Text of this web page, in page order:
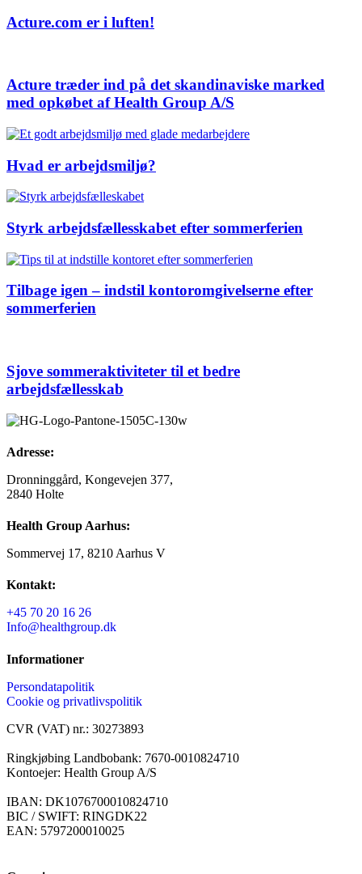
Acture.com er i luften!
Acture træder ind på det skandinaviske marked
med opkøbet af Health Group A/S
Hvad er arbejdsmiljø?
Styrk arbejdsfællesskabet efter sommerferien
Tilbage igen – indstil kontoromgivelserne efter
sommerferien
Sjove sommeraktiviteter til et bedre
arbejdsfællesskab
Adresse:
Dronninggård, Kongevejen 377,
2840 Holte
Health Group Aarhus:
Sommervej 17, 8210 Aarhus V
Kontakt:
+45 70 20 16 26
Info@healthgroup.dk
Informationer
Persondatapolitik
Cookie og privatlivspolitik
CVR (VAT) nr.: 30273893
Ringkjøbing Landbobank: 7670-0010824710
Kontoejer: Health Group A/S
IBAN: DK1076700010824710
BIC / SWIFT: RINGDK22
EAN: 5797200010025